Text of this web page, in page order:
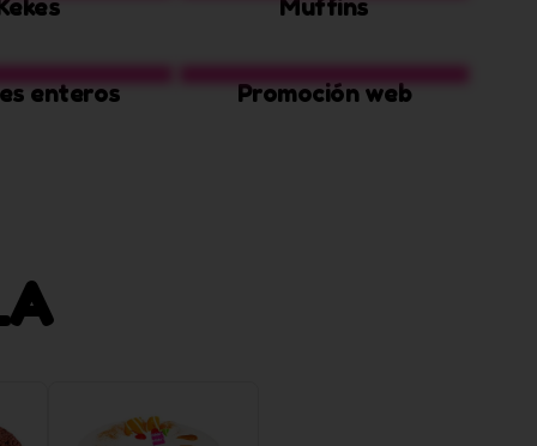
Muffins
enteros Promoción web